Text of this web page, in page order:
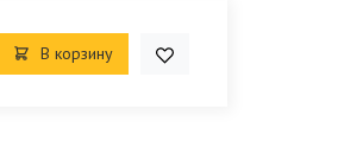
В корзину